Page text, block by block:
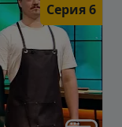
Серия 6